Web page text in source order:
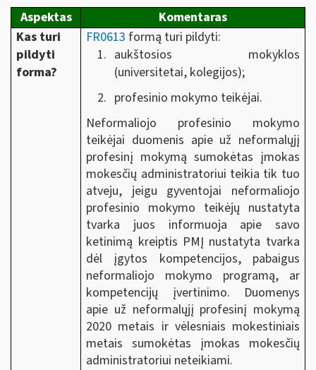
Aspektas
Komentaras
Kas turi
pildyti
forma?
FR0613 formą turi pildyti:
aukštosios mokyklos
(universitetai, kolegijos);
profesinio mokymo teikėjai.
Neformaliojo profesinio mokymo
teikėjai duomenis apie už neformalųjį
profesinį mokymą sumokėtas įmokas
mokesčių administratoriui teikia tik tuo
atveju, jeigu gyventojai neformaliojo
profesinio mokymo teikėjų nustatyta
tvarka juos informuoja apie savo
ketinimą kreiptis PMĮ nustatyta tvarka
dėl įgytos kompetencijos, pabaigus
neformaliojo mokymo programą, ar
kompetencijų įvertinimo. Duomenys
apie už neformalųjį profesinį mokymą
2020 metais ir vėlesniais mokestiniais
metais sumokėtas įmokas mokesčių
administratoriui neteikiami.